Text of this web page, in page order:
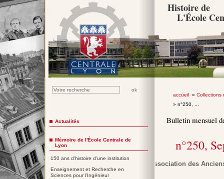
Histoire de
L'École
accueil» Collections
» n°250, ...
Bulletin mensuel
n°250,
Association des
Actualités
Mémoire de l'École Centrale de
Lyon
150 ans d'histoire d'une institution
Enseignement et Recherche en
Sciences pour l'Ingénieur